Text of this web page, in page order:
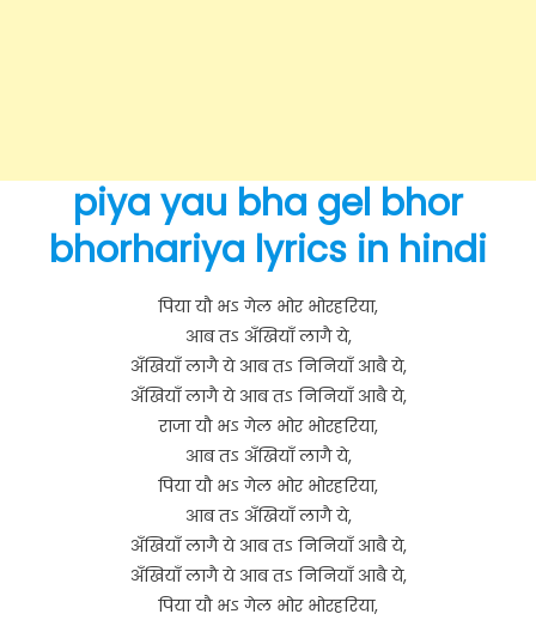
piya yau bha gel bhor
bhorhariya lyrics in hindi
पिया यौ भऽ गेल भोर भोरहरिया,
आब तऽ अँखियाँ लागै ये,
अँखियाँ लागै ये आब तऽ निनियाँ आबै ये,
अँखियाँ लागै ये आब तऽ निनियाँ आबै ये,
राजा यौ भऽ गेल भोर भोरहरिया,
आब तऽ अँखियाँ लागै ये,
पिया यौ भऽ गेल भोर भोरहरिया,
आब तऽ अँखियाँ लागै ये,
अँखियाँ लागै ये आब तऽ निनियाँ आबै ये,
अँखियाँ लागै ये आब तऽ निनियाँ आबै ये,
पिया यौ भऽ गेल भोर भोरहरिया,